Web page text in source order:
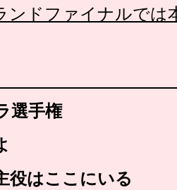
ンドファイナルでは
選手権
役はここにいる